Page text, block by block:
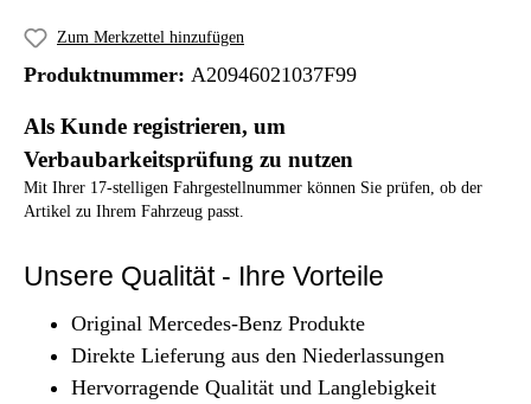
Zum Merkzettel hinzufügen
Produktnummer: A20946021037F99
Als Kunde registrieren, um
Verbaubarkeitsprüfung zu nutzen
Mit Ihrer 17-stelligen Fahrgestellnummer können Sie prüfen, ob der
Artikel zu Ihrem Fahrzeug passt.
Unsere Qualität - Ihre Vorteile
Original Mercedes-Benz Produkte
Direkte Lieferung aus den Niederlassungen
Hervorragende Qualität und Langlebigkeit